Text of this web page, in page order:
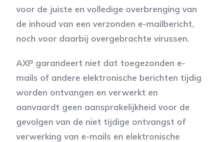
voor de juiste en volledige overbrenging van
de inhoud van een verzonden e-mailbericht,
noch voor daarbij overgebrachte virussen.
AXP garandeert niet dat toegezonden e-
mails of andere elektronische berichten tijdig
worden ontvangen en verwerkt en
aanvaardt geen aansprakelijkheid voor de
gevolgen van de niet tijdige ontvangst of
verwerking van e-mails en elektronische